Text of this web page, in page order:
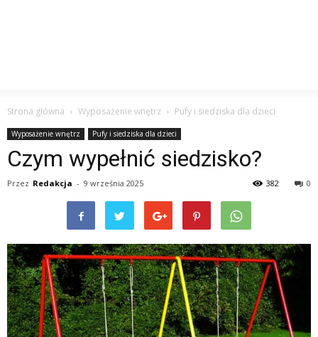
Strona główna Wyposażenie wnętrz Pufy i siedziska dla dzieci
Wyposażenie wnętrz Pufy i siedziska dla dzieci
Czym wypełnić siedzisko?
Przez Redakcja - 9 września 2025 0
382